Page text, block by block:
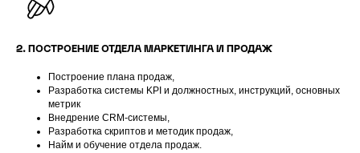
2. ПОСТРОЕНИЕ ОТДЕЛА МАРКЕТИНГА И ПРОДАЖ
Построение плана продаж,
Разработка системы KPI и должностных, инструкций, основных
метрик
Внедрение CRM-системы,
Разработка скриптов и методик продаж,
Найм и обучение отдела продаж.